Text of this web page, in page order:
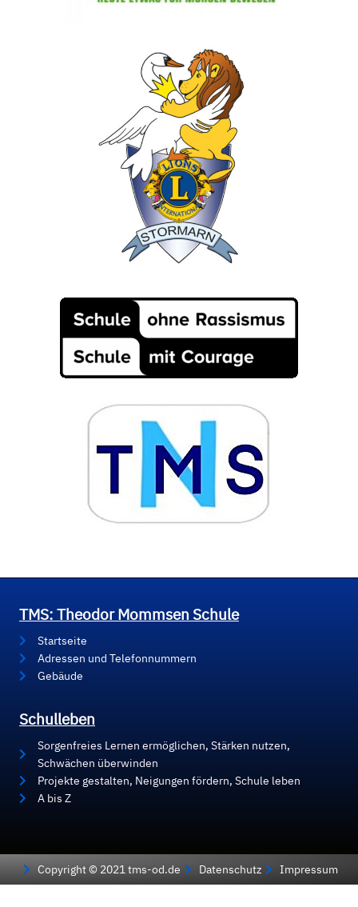
TMS: Theodor Mommsen Schule
Startseite
Adressen und Telefonnummern
Gebäude
Schulleben
Sorgenfreies Lernen ermöglichen, Stärken nutzen,
Schwächen überwinden
Projekte gestalten, Neigungen fördern, Schule leben
A bis Z
Copyright © 2021 tms-od.de Datenschutz Impressum